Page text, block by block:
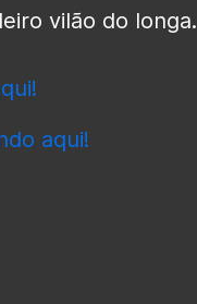
vilão do longa.
aqui!